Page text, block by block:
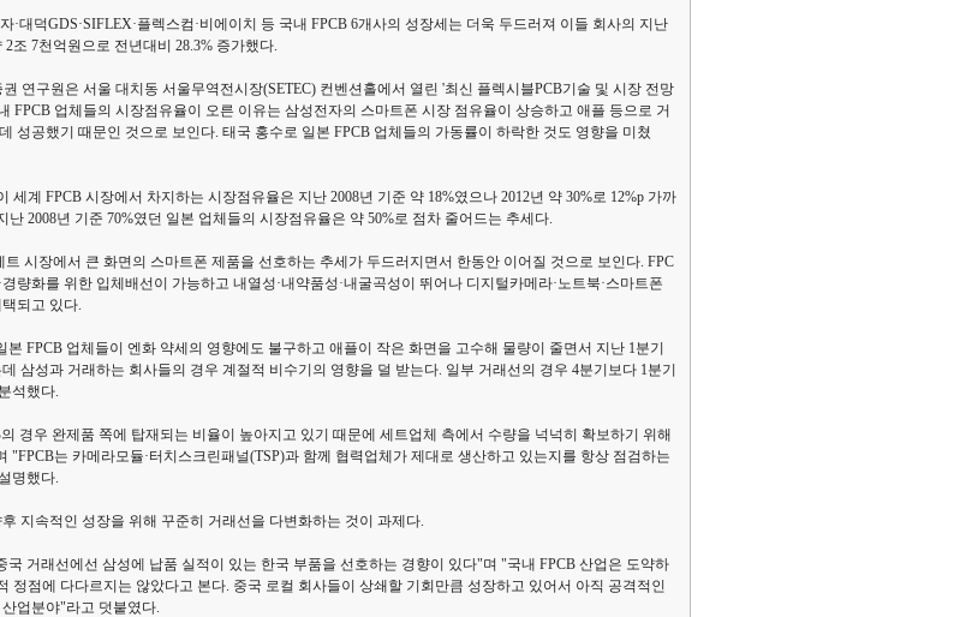
·대덕GDS·SIFLEX·플렉스컴·비에이치 등 국내 FPCB 6개사의 성장세는 더욱 두드러져 이들 회사의 지난
2조 7천억원으로 전년대비 28.3% 증가했다.
연구원은 서울 대치동 서울무역전시장(SETEC) 컨벤션홀에서 열린 '최신 플렉시블PCB기술 및 시장 전망
FPCB 업체들의 시장점유율이 오른 이유는 삼성전자의 스마트폰 시장 점유율이 상승하고 애플 등으로 거
성공했기 때문인 것으로 보인다. 태국 홍수로 일본 FPCB 업체들의 가동률이 하락한 것도 영향을 미쳤
세계 FPCB 시장에서 차지하는 시장점유율은 지난 2008년 기준 약 18%였으나 2012년 약 30%로 12%p 가까
난 2008년 기준 70%였던 일본 업체들의 시장점유율은 약 50%로 점차 줄어드는 추세다.
트 시장에서 큰 화면의 스마트폰 제품을 선호하는 추세가 두드러지면서 한동안 이어질 것으로 보인다. FPC
량화를 위한 입체배선이 가능하고 내열성·내약품성·내굴곡성이 뛰어나 디지털카메라·노트북·스마트폰
되고 있다.
본 FPCB 업체들이 엔화 약세의 영향에도 불구하고 애플이 작은 화면을 고수해 물량이 줄면서 지난 1분기
삼성과 거래하는 회사들의 경우 계절적 비수기의 영향을 덜 받는다. 일부 거래선의 경우 4분기보다 1분기
석했다.
경우 완제품 쪽에 탑재되는 비율이 높아지고 있기 때문에 세트업체 측에서 수량을 넉넉히 확보하기 위해
"FPCB는 카메라모듈·터치스크린패널(TSP)과 함께 협력업체가 제대로 생산하고 있는지를 항상 점검하는
명했다.
지속적인 성장을 위해 꾸준히 거래선을 다변화하는 것이 과제다.
국 거래선에선 삼성에 납품 실적이 있는 한국 부품을 선호하는 경향이 있다"며 "국내 FPCB 산업은 도약하
정점에 다다르지는 않았다고 본다. 중국 로컬 회사들이 상쇄할 기회만큼 성장하고 있어서 아직 공격적인
업분야"라고 덧붙였다.